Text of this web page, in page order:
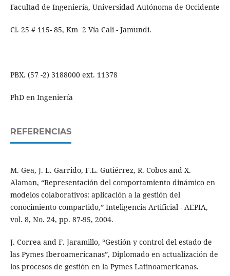
Facultad de Ingeniería, Universidad Autónoma de Occidente
Cl. 25 # 115- 85, Km 2 Vía Cali - Jamundí.
PBX. (57 -2) 3188000 ext. 11378
PhD en Ingeniería
REFERENCIAS
M. Gea, J. L. Garrido, F.L. Gutiérrez, R. Cobos and X.
Alaman, “Representación del comportamiento dinámico en
modelos colaborativos: aplicación a la gestión del
conocimiento compartido,” Inteligencia Artificial - AEPIA,
vol. 8, No. 24, pp. 87-95, 2004.
J. Correa and F. Jaramillo, “Gestión y control del estado de
las Pymes Iberoamericanas”, Diplomado en actualización de
los procesos de gestión en la Pymes Latinoamericanas.